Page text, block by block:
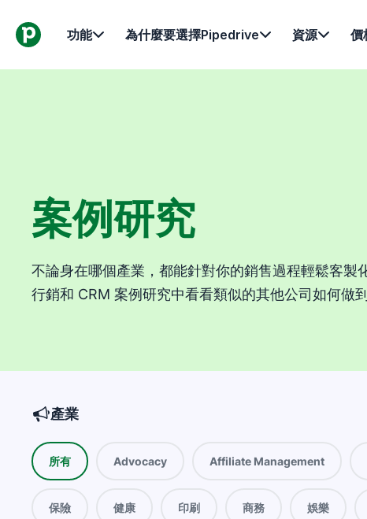
功能 為什麼要選擇Pipedrive 資源 價
案例研究
不論身在哪個產業，都能針對你的銷售過程輕鬆客製
行銷和 CRM 案例研究中看看類似的其他公司如何做
產業
所有 Advocacy Affiliate Management
保險 健康 印刷 商務 娛樂